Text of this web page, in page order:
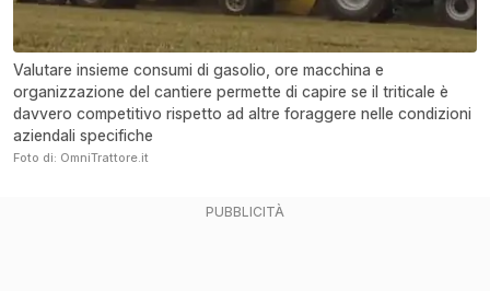
Valutare insieme consumi di gasolio, ore macchina e
organizzazione del cantiere permette di capire se il triticale è
davvero competitivo rispetto ad altre foraggere nelle condizioni
aziendali specifiche
Foto di: OmniTrattore.it